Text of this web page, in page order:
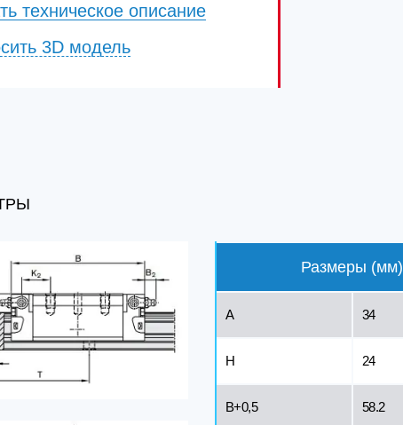
техническое описание
3D модель
Размеры (мм)
A 34
H 24
B+0,5 58.2